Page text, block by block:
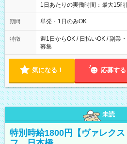
1日あたりの実働時間：最大15
勤務 勤務：月・水・金 休み：火・木・土・
可能です！ ※1日あたりの最大実働時間は日勤、夜勤共に勤務し
期間 単発・1日のみOK
特徴
週1日からOK / 日払いOK / 副業
募集
気になる！ 応募する
未読
特別時給1800円【ヴァレク